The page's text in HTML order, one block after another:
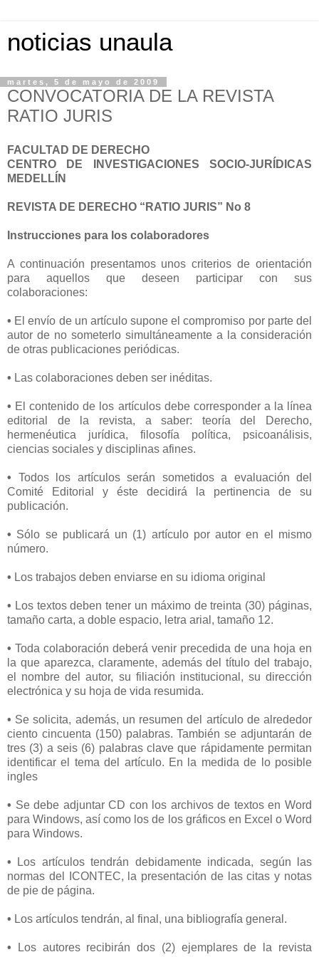
noticias unaula
martes, 5 de mayo de 2009
CONVOCATORIA DE LA REVISTA
RATIO JURIS
FACULTAD DE DERECHO
CENTRO DE INVESTIGACIONES SOCIO-JURÍDICAS
MEDELLÍN
REVISTA DE DERECHO “RATIO JURIS” No 8
Instrucciones para los colaboradores
A continuación presentamos unos criterios de orientación
para aquellos que deseen participar con sus
colaboraciones:
• El envío de un artículo supone el compromiso por parte del
autor de no someterlo simultáneamente a la consideración
de otras publicaciones periódicas.
• Las colaboraciones deben ser inéditas.
• El contenido de los artículos debe corresponder a la línea
editorial de la revista, a saber: teoría del Derecho,
hermenéutica jurídica, filosofía política, psicoanálisis,
ciencias sociales y disciplinas afines.
• Todos los artículos serán sometidos a evaluación del
Comité Editorial y éste decidirá la pertinencia de su
publicación.
• Sólo se publicará un (1) artículo por autor en el mismo
número.
• Los trabajos deben enviarse en su idioma original
• Los textos deben tener un máximo de treinta (30) páginas,
tamaño carta, a doble espacio, letra arial, tamaño 12.
• Toda colaboración deberá venir precedida de una hoja en
la que aparezca, claramente, además del título del trabajo,
el nombre del autor, su filiación institucional, su dirección
electrónica y su hoja de vida resumida.
• Se solicita, además, un resumen del artículo de alrededor
ciento cincuenta (150) palabras. También se adjuntarán de
tres (3) a seis (6) palabras clave que rápidamente permitan
identificar el tema del artículo. En la medida de lo posible
ingles
• Se debe adjuntar CD con los archivos de textos en Word
para Windows, así como los de los gráficos en Excel o Word
para Windows.
• Los artículos tendrán debidamente indicada, según las
normas del ICONTEC, la presentación de las citas y notas
de pie de página.
• Los artículos tendrán, al final, una bibliografía general.
• Los autores recibirán dos (2) ejemplares de la revista